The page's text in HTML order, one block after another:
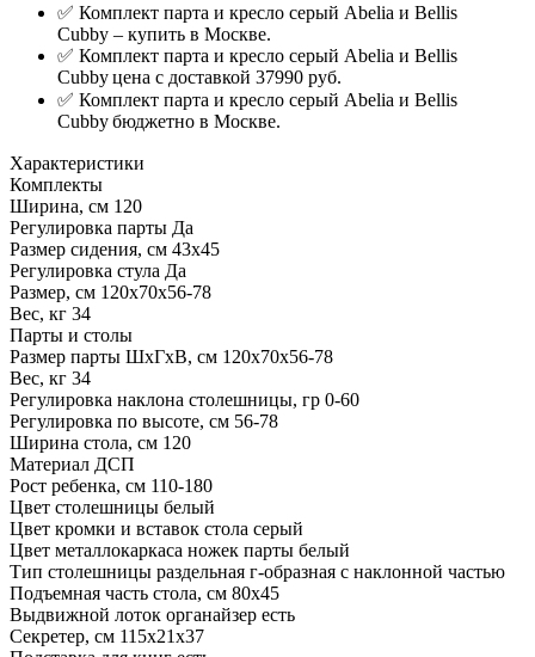
✅ Комплект парта и кресло серый Abelia и Bellis
Cubby – купить в Москве.
✅ Комплект парта и кресло серый Abelia и Bellis
Cubbyцена с доставкой 37990 руб.
✅ Комплект парта и кресло серый Abelia и Bellis
Cubbyбюджетно в Москве.
Характеристики
Комплекты
Ширина, см 120
Регулировка парты Да
Размер сидения, см 43х45
Регулировка стула Да
Размер, см 120х70х56-78
Вес, кг 34
Парты и столы
Размер парты ШхГхВ, см 120х70х56-78
Вес, кг 34
Регулировка наклона столешницы, гр 0-60
Регулировка по высоте, см 56-78
Ширина стола, см 120
Материал ДСП
Рост ребенка, см 110-180
Цвет столешницы белый
Цвет кромки и вставок стола серый
Цвет металлокаркаса ножек парты белый
Тип столешницы раздельная г-образная с наклонной частью
Подъемная часть стола, см 80х45
Выдвижной лоток органайзер есть
Секретер, см 115х21х37